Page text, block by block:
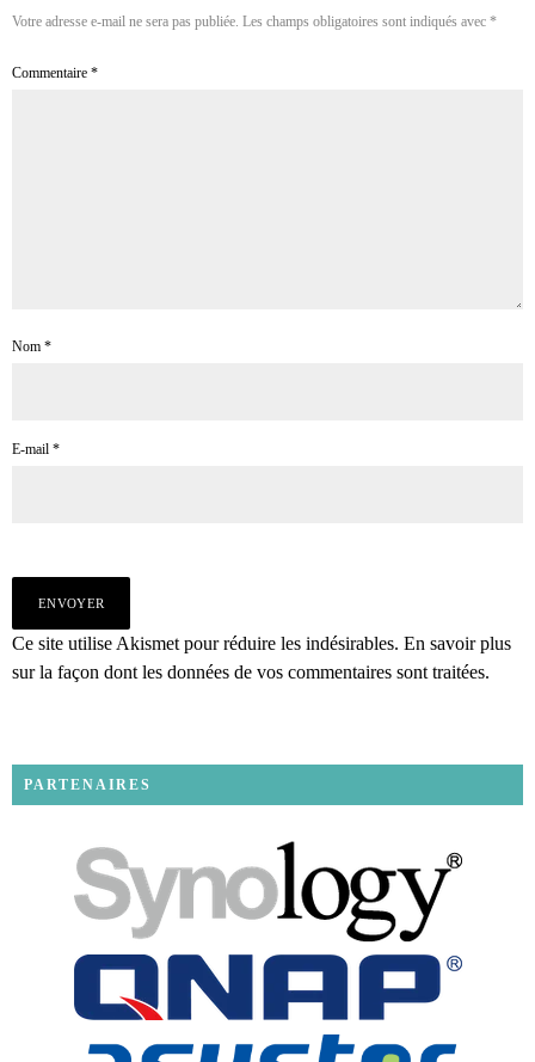
Votre adresse e-mail ne sera pas publiée. Les champs obligatoires sont indiqués avec *
Commentaire *
Nom *
E-mail *
Ce site utilise Akismet pour réduire les indésirables. En savoir plus
sur la façon dont les données de vos commentaires sont traitées.
PARTENAIRES